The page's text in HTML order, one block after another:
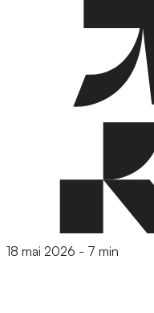
18 mai 2026 - 7 min